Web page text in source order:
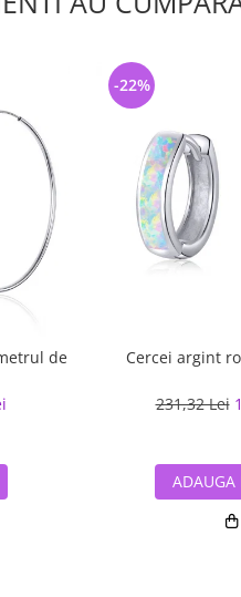
de
Cercei argint
231,32 Lei
-22%
ADAUGA